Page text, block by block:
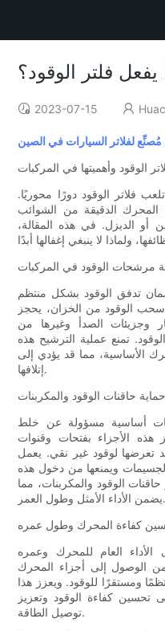
يفعل فلتر الوقود؟
2023-07-15
لفلاتر السيارات في الصين
الوقود وأهميتها في المركبات
فلاتر الوقود دورًا محوريًا.
المحرك الدقيقة من الشوائب
أو الديزل. في هذه المقالة،
مرشحات الوقود في المركبات
تدفق الوقود بشكل منتظم
الوقود من الخزان، يحجز
وجزيئات الصدأ وغيرها من
تمنع عملية الترشيح هذه
الأساسية، مما قد يؤدي إلى
إتلافها.
حماية حاقنات الوقود والمكربنات
أساسية مسؤولة عن خلط
هذه الأجزاء بفتحات وقنوات
تعرضها لوقود غير نقي. يعمل
ويمنعها من دخول هذه
الوقود والمكربنات، مما
يضمن الأداء الأمثل وطول العمر.
كفاءة المحرك وطول عمره
الأداء العام للمحرك وعمره
الوصول إلى أجزاء المحرك
ومستقرًا للوقود. ويعزز هذا
تحسين كفاءة الوقود وتعزيز
توصيل الطاقة.